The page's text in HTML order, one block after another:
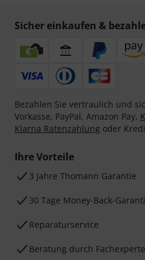
Sicher einkaufen &
Bezahlen Sie vertraulich und
Vorkasse, PayPal, Amazon Pay,
Klarna Ratenzahlung oder
Ihre Vorteile
3 Jahre Thomann Garantie
30 Tage Money-Back-
Reparaturservice
Beratung durch